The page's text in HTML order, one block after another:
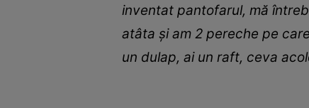
inventat pantofarul, mă
atâta și am 2 pereche pe
un dulap, ai un raft, ceva